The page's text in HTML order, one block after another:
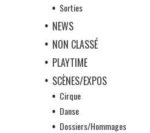
Sorties
NEWS
NON CLASSÉ
PLAYTIME
SCÈNES/EXPOS
Cirque
Danse
Dossiers/Hommages